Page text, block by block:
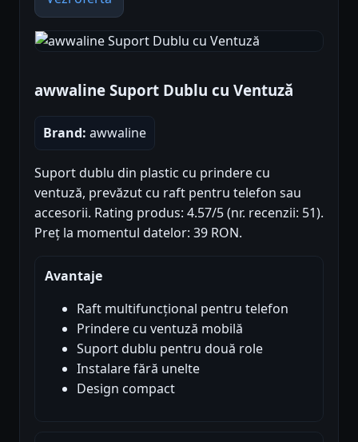
awwaline Suport Dublu cu Ventuză
Brand: awwaline
Suport dublu din plastic cu prindere cu
ventuză, prevăzut cu raft pentru telefon sau
accesorii. Rating produs: 4.57/5 (nr. recenzii: 51).
Preț la momentul datelor: 39 RON.
Avantaje
Raft multifuncțional pentru telefon
Prindere cu ventuză mobilă
Suport dublu pentru două role
Instalare fără unelte
Design compact